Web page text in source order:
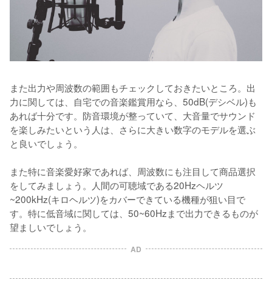
また出力や周波数の範囲もチェックしておきたいところ。出
力に関しては、自宅での音楽鑑賞用なら、50dB(デシベル)も
あれば十分です。防音環境が整っていて、大音量でサウンド
を楽しみたいという人は、さらに大きい数字のモデルを選ぶ
と良いでしょう。
また特に音楽愛好家であれば、周波数にも注目して商品選択
をしてみましょう。人間の可聴域である20Hzヘルツ
~200kHz(キロヘルツ)をカバーできている機種が狙い目で
す。特に低音域に関しては、50~60Hzまで出力できるものが
望ましいでしょう。
AD